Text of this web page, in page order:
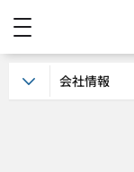
会社情報